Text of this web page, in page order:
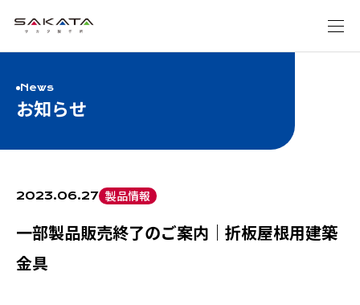
News
お知らせ
2023.06.27 製品情報
一部製品販売終了のご案内｜折板屋根用建築
金具